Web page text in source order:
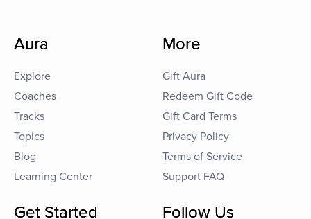
Aura
Explore
Coaches
Tracks
Topics
Blog
Learning Center
More
Gift Aura
Redeem Gift Code
Gift Card Terms
Privacy Policy
Terms of Service
Support FAQ
Get Started Follow Us